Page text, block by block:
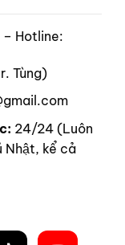
– Hotline:
Tùng)
24/24 (Luôn
Nhật, kể cả